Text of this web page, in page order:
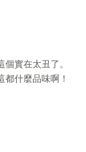
實在太丑了。
什麼品味啊！